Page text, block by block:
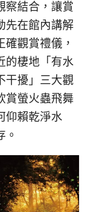
察結合，讓賞
先在館內講解
觀賞禮儀，
的棲地「有水
干擾」三大觀
賞螢火蟲飛舞
仰賴乾淨水